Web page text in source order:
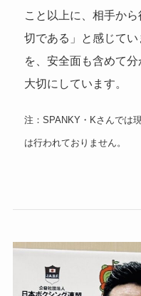
こと以上に、相手か
切である」と感じて
を、安全面も含めて
大切にしています。
注：SPANKY・Kさんでは
は行われておりません。